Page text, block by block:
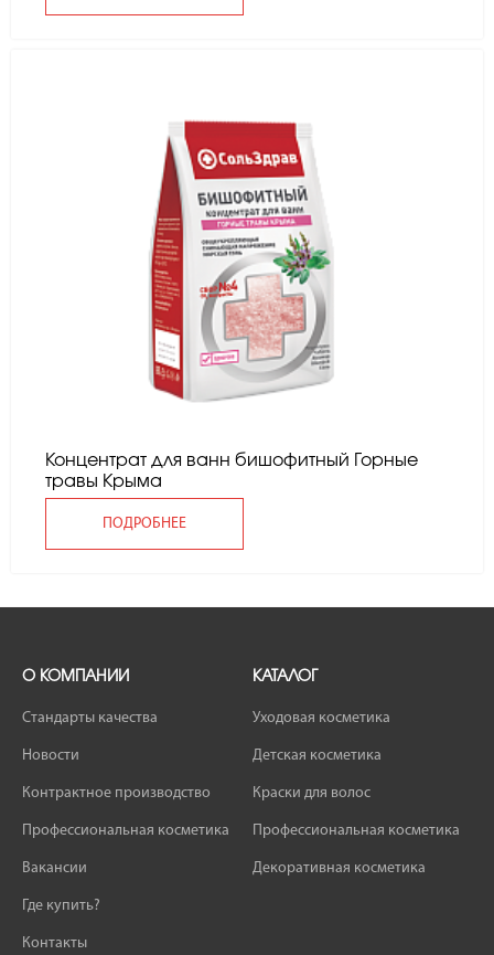
Концентрат для ванн бишофитный Горные
травы Крыма
ПОДРОБНЕЕ
О КОМПАНИИ
Стандарты качества
Новости
Контрактное производство
Профессиональная косметика
Вакансии
Где купить?
Контакты
КАТАЛОГ
Уходовая косметика
Детская косметика
Краски для волос
Профессиональная косметика
Декоративная косметика